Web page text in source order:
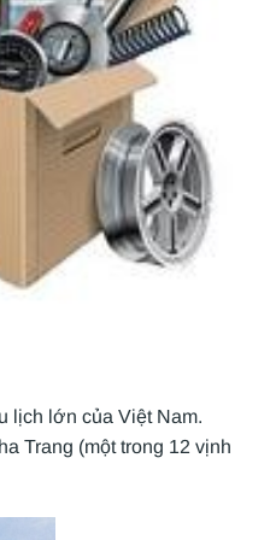
lịch lớn của Việt Nam.
Trang (một trong 12 vịnh